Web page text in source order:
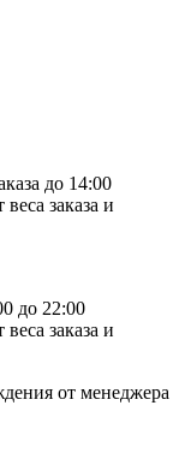
до 14:00
заказа и
до 22:00
заказа и
от менеджера